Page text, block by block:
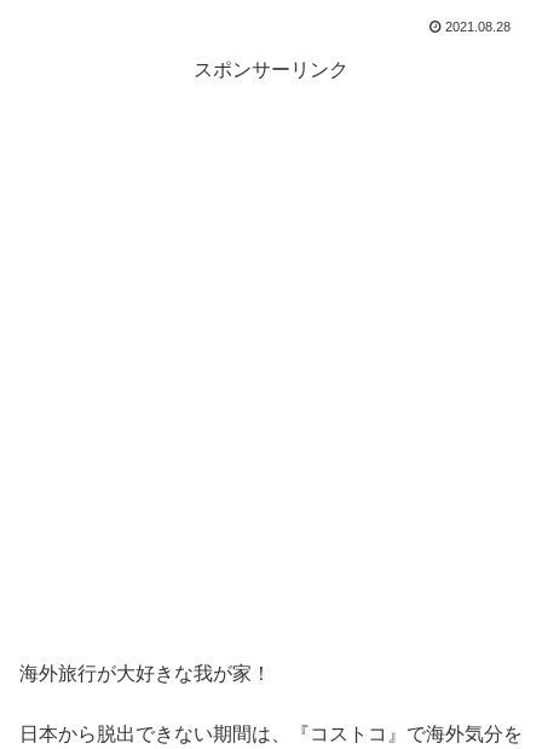
2021.08.28
スポンサーリンク
海外旅行が大好きな我が家！
日本から脱出できない期間は、『コストコ』 で海外気分を